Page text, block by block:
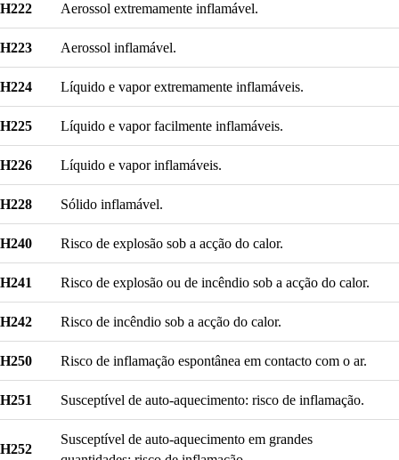
H222 Aerossol extremamente inflamável.
H223 Aerossol inflamável.
H224 Líquido e vapor extremamente inflamáveis.
H225 Líquido e vapor facilmente inflamáveis.
H226 Líquido e vapor inflamáveis.
H228 Sólido inflamável.
H240 Risco de explosão sob a acção do calor.
H241 Risco de explosão ou de incêndio sob a acção do calor.
H242 Risco de incêndio sob a acção do calor.
H250 Risco de inflamação espontânea em contacto com o ar.
H251 Susceptível de auto-aquecimento: risco de inflamação.
H252
Susceptível de auto-aquecimento em grandes